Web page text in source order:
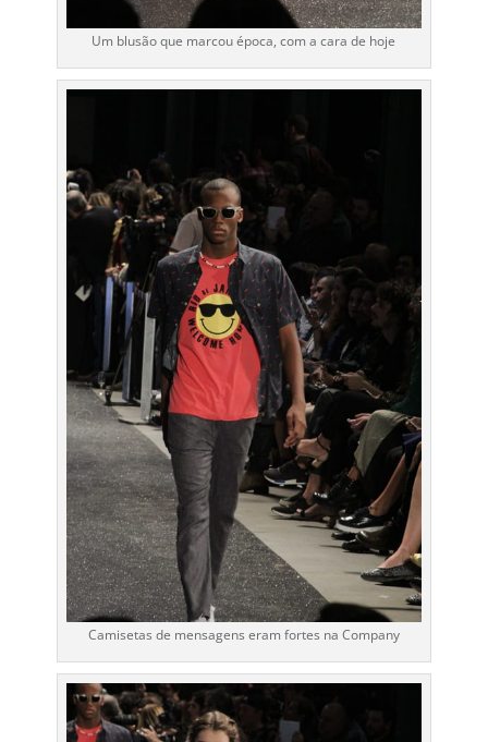
Um blusão que marcou época, com a cara de hoje
Camisetas de mensagens eram fortes na Company